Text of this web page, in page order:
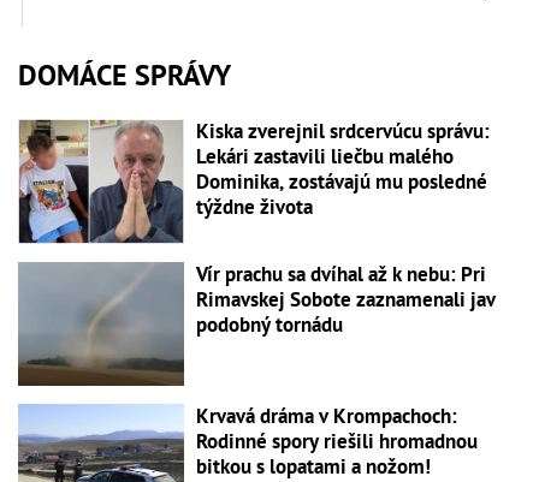
DOMÁCE SPRÁVY
Kiska zverejnil srdcervúcu správu:
Lekári zastavili liečbu malého
Dominika, zostávajú mu posledné
týždne života
Vír prachu sa dvíhal až k nebu: Pri
Rimavskej Sobote zaznamenali jav
podobný tornádu
Krvavá dráma v Krompachoch:
Rodinné spory riešili hromadnou
bitkou s lopatami a nožom!